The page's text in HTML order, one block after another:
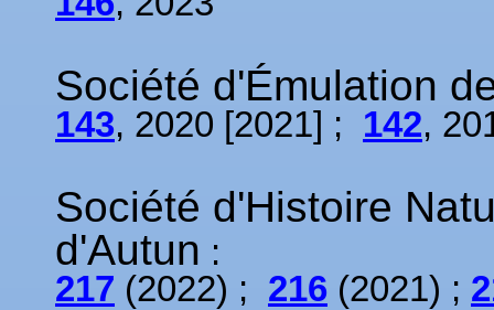
Société d'Émulation
143, 2020 [2021] ; 142,
Société d'Histoire
d'Autun :
217 (2022) ; 216 (2021) ;